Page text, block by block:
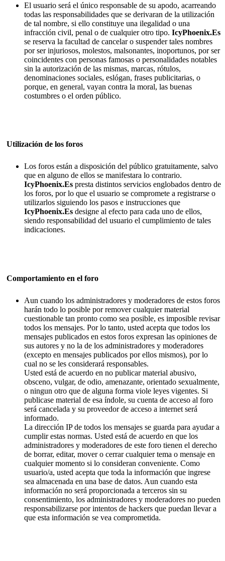
El usuario será el único responsable de su apodo, acarreando
todas las responsabilidades que se derivaran de la utilización
de tal nombre, si ello constituye una ilegalidad o una
infracción civil, penal o de cualquier otro tipo. IcyPhoenix.Es
se reserva la facultad de cancelar o suspender tales nombres
por ser injuriosos, molestos, malsonantes, inoportunos, por ser
coincidentes con personas famosas o personalidades notables
sin la autorización de las mismas, marcas, rótulos,
denominaciones sociales, eslógan, frases publicitarias, o
porque, en general, vayan contra la moral, las buenas
costumbres o el orden público.
Utilización de los foros
Los foros están a disposición del público gratuitamente, salvo
que en alguno de ellos se manifestara lo contrario.
IcyPhoenix.Es presta distintos servicios englobados dentro de
los foros, por lo que el usuario se compromete a registrarse o
utilizarlos siguiendo los pasos e instrucciones que
IcyPhoenix.Es designe al efecto para cada uno de ellos,
siendo responsabilidad del usuario el cumplimiento de tales
indicaciones.
Comportamiento en el foro
Aun cuando los administradores y moderadores de estos foros
harán todo lo posible por remover cualquier material
cuestionable tan pronto como sea posible, es imposible revisar
todos los mensajes. Por lo tanto, usted acepta que todos los
mensajes publicados en estos foros expresan las opiniones de
sus autores y no la de los administradores y moderadores
(excepto en mensajes publicados por ellos mismos), por lo
cual no se les considerará responsables.
Usted está de acuerdo en no publicar material abusivo,
obsceno, vulgar, de odio, amenazante, orientado sexualmente,
o ningun otro que de alguna forma viole leyes vigentes. Si
publicase material de esa índole, su cuenta de acceso al foro
será cancelada y su proveedor de acceso a internet será
informado.
La dirección IP de todos los mensajes se guarda para ayudar a
cumplir estas normas. Usted está de acuerdo en que los
administradores y moderadores de este foro tienen el derecho
de borrar, editar, mover o cerrar cualquier tema o mensaje en
cualquier momento si lo consideran conveniente. Como
usuario/a, usted acepta que toda la información que ingrese
sea almacenada en una base de datos. Aun cuando esta
información no será proporcionada a terceros sin su
consentimiento, los administradores y moderadores no pueden
responsabilizarse por intentos de hackers que puedan llevar a
que esta información se vea comprometida.